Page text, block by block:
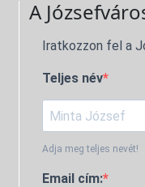
A
Iratkozzon fel a
Teljes név
Adja meg teljes nevét!
Email cím: